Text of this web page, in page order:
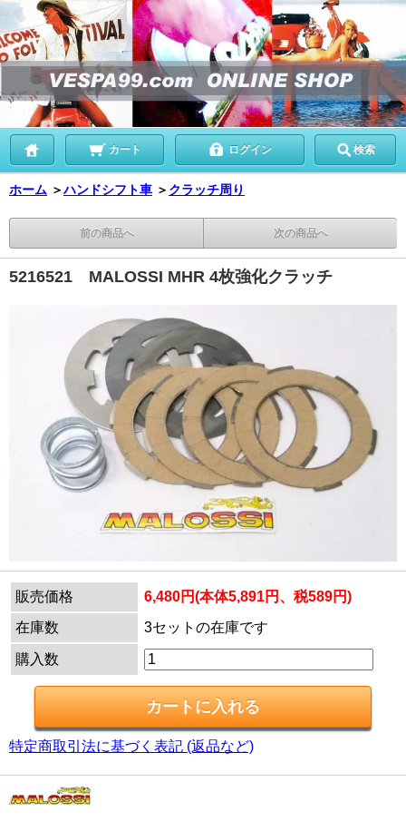
カート ログイン 検索
ホーム ＞ハンドシフト車 ＞ クラッチ周り
前の商品へ 次の商品へ
5216521 MALOSSI MHR 4枚強化クラッチ
販売価格
6,480円(本体5,891円、税589円)
在庫数
3セットの在庫です
購入数
特定商取引法に基づく表記 (返品など)